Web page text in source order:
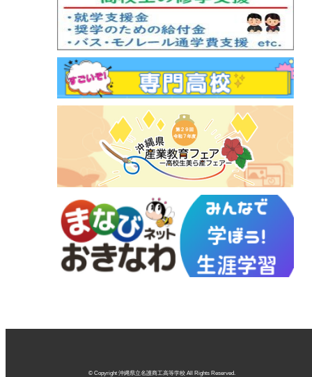
© Copyright 沖縄県立名護商工高等学校 All Rights Reserved.